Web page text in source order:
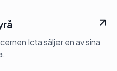
Icta säljer en av sina